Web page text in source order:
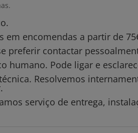
em encomendas a partir de
preferir contactar
humano. Pode ligar e
Resolvemos
serviço de entrega,